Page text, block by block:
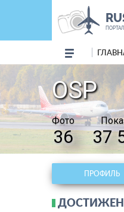
OSP
Фото
36 37
ПРОФИЛЬ